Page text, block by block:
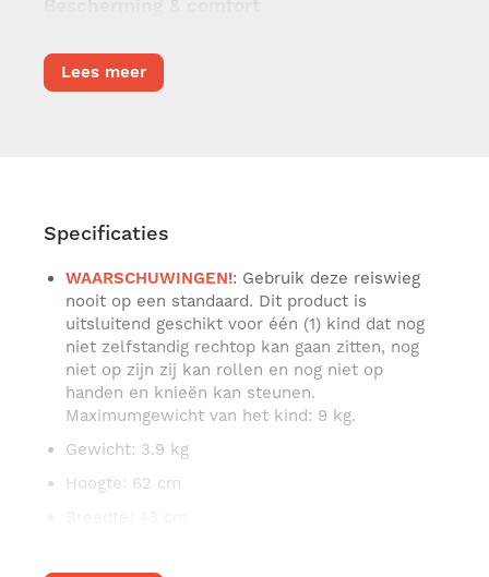
XL-zonnekap met zonneklep voor maximale
schaduw en bescherming
Comfortabel, ergonomisch matras met
afneembare en wasbare hoes
Geperforeerde bodem met vier voetjes voor
optimale luchtcirculatie
Twee mesh doorkijkvensters voor extra
ventilatie en panoramisch zicht
Extra zonnescherm (gratis inbegrepen) – biedt
schaduw zonder in te boeten op verluchting
Praktisch & hygiënisch
Lees meer
Specificaties
WAARSCHUWINGEN!: Gebruik deze reiswieg
nooit op een standaard. Dit product is
uitsluitend geschikt voor één (1) kind dat nog
niet zelfstandig rechtop kan gaan zitten, nog
niet op zijn zij kan rollen en nog niet op
handen en knieën kan steunen.
Maximumgewicht van het kind: 9 kg.
Gewicht: 3.9 kg
Hoogte: 62 cm